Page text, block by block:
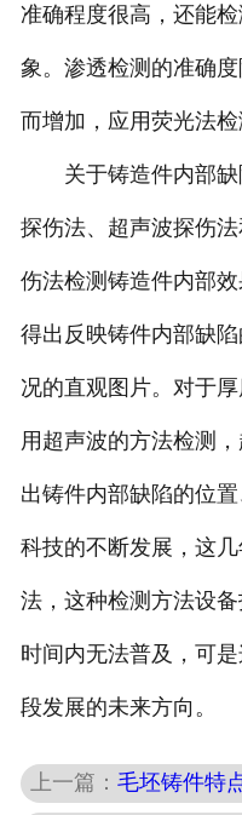
准确程度很高，还能
象。渗透检测的准确
而增加，应用荧光法检
关于铸造件内部缺
探伤法、超声波探伤
伤法检测铸造件内部
得出反映铸件内部缺
况的直观图片。对于
用超声波的方法检测
出铸件内部缺陷的位
科技的不断发展，这
法，这种检测方法设
时间内无法普及，可
段发展的未来方向。
上一篇：毛坯铸件特